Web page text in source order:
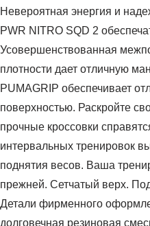
Невероятная энергия и
PWR NITRO SQD 2
Усовершенствованная
плотности дает отличную
PUMAGRIP обеспечивает
поверхностью. Раскройте
прочные кроссовки
интервальных тренировок
поднятия весов. Ваша
прежней. Сетчатый верх.
Детали фирменного
долговечная резиновая